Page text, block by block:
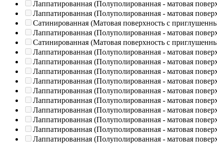
Лаппатированная (Полуполированная - матовая
Лаппатированная (Полуполированная - матовая
Сатинированная (Матовая поверхность с
Лаппатированная (Полуполированная - матовая
Сатинированная (Матовая поверхность с
Лаппатированная (Полуполированная - матовая
Лаппатированная (Полуполированная - матовая
Лаппатированная (Полуполированная - матовая
Лаппатированная (Полуполированная - матовая
Лаппатированная (Полуполированная - матовая
Лаппатированная (Полуполированная - матовая
Лаппатированная (Полуполированная - матовая
Лаппатированная (Полуполированная - матовая
Лаппатированная (Полуполированная - матовая
Лаппатированная (Полуполированная - матовая